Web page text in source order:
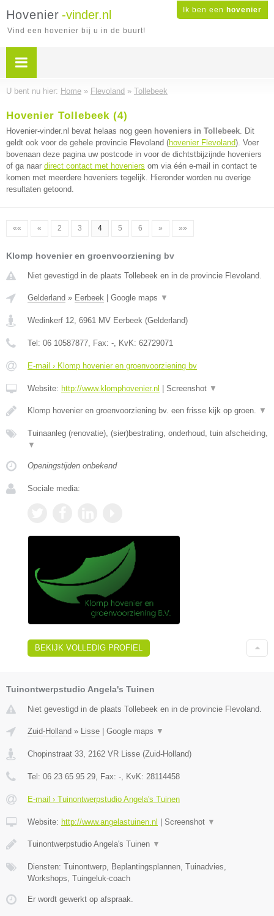
Ik ben een hovenier
Hovenier -vinder.nl
Vind een hovenier bij u in de buurt!
U bent nu hier: Home » Flevoland » Tollebeek
Hovenier Tollebeek (4)
Hovenier-vinder.nl bevat helaas nog geen hoveniers in Tollebeek. Dit
geldt ook voor de gehele provincie Flevoland (hovenier Flevoland). Voer
bovenaan deze pagina uw postcode in voor de dichtstbijzijnde hoveniers
of ga naar direct contact met hoveniers om via één e-mail in contact te
komen met meerdere hoveniers tegelijk. Hieronder worden nu overige
resultaten getoond.
«« « 2 3 4 5 6 » »»
Klomp hovenier en groenvoorziening bv
Niet gevestigd in de plaats Tollebeek en in de provincie Flevoland.
Gelderland » Eerbeek Google maps ▼
Wedinkerf 12, 6961 MV Eerbeek (Gelderland)
Tel: 06 10587877, Fax: -, KvK: 62729071
E-mail › Klomp hovenier en groenvoorziening bv
Website: http://www.klomphovenier.nl Screenshot ▼
Klomp hovenier en groenvoorziening bv. een frisse kijk op groen. ▼
Tuinaanleg (renovatie), (sier)bestrating, onderhoud, tuin afscheiding,
▼
Openingstijden onbekend
Sociale media:
BEKIJK VOLLEDIG PROFIEL
Tuinontwerpstudio Angela's Tuinen
Niet gevestigd in de plaats Tollebeek en in de provincie Flevoland.
Zuid-Holland » Lisse Google maps ▼
Chopinstraat 33 2162 VR Lisse (Zuid-Holland)
Tel: 06 23 65 95 29 , Fax: - , KvK: 28114458
E-mail › Tuinontwerpstudio Angela's Tuinen
Website: http://www.angelastuinen.nl Screenshot ▼
Tuinontwerpstudio Angela's Tuinen ▼
Diensten: Tuinontwerp, Beplantingsplannen, Tuinadvies,
Workshops, Tuingeluk-coach
Er wordt gewerkt op afspraak.